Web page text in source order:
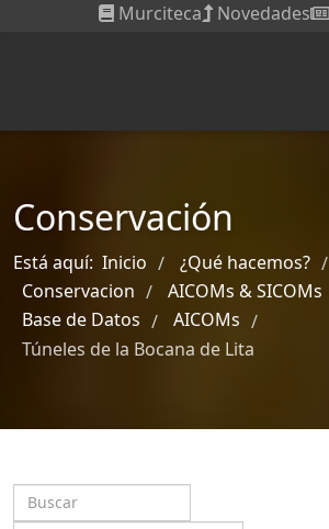
Murciteca Novedades
Conservación
Está aquí: Inicio / ¿Qué hacemos? /
Conservacion / AICOMs & SICOMs
Base de Datos / AICOMs /
Túneles de la Bocana de Lita